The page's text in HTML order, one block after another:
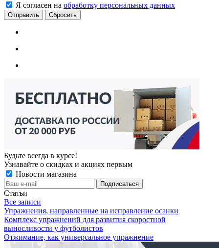
Я согласен на обработку персональных данных
Сбросить
Будьте всегда в курсе!
Узнавайте о скидках и акциях первым
Новости магазина
Статьи
Все записи
Упражнения, направленные на исправление осанки
Комплекс упражнений для развития скоростной
выносливости у футболистов
Отжимание, как универсальное упражнение